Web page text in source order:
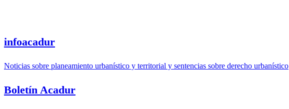
infoacadur
Noticias sobre planeamiento urbanístico y territorial y sentencias sobre derecho urbanístico
Boletín Acadur